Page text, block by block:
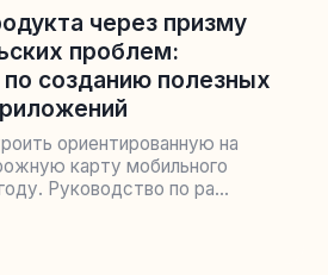
через призму
проблем:
созданию полезных
ориентированную на
карту мобильного
Руководство по ра...